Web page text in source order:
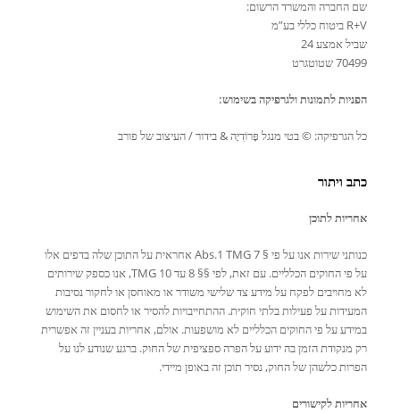
שם החברה והמשרד הרשום:
R+V ביטוח כללי בע”מ
שביל אמצע 24
70499 שטוטגרט
הפניות לתמונות ולגרפיקה בשימוש:
כל הגרפיקה: © בטי מנגל פָּרוֹדִיָה & בידור / העיצוב של פורב
כתב ויתור
אחריות לתוכן
כנותני שירות אנו על פי § 7 Abs.1 TMG אחראית על התוכן שלה בדפים אלו
על פי החוקים הכלליים. עם זאת, לפי §§ 8 עד 10 TMG, אנו כספק שירותים
לא מחויבים לפקח על מידע צד שלישי משודר או מאוחסן או לחקור נסיבות
המעידות על פעילות בלתי חוקית. ההתחייבויות להסיר או לחסום את השימוש
במידע על פי החוקים הכלליים לא מושפעות. אולם, אחריות בעניין זה אפשרית
רק מנקודת הזמן בה ידוע על הפרה ספציפית של החוק. ברגע שנודע לנו על
הפרות כלשהן של החוק, נסיר תוכן זה באופן מיידי.
אחריות לקישורים